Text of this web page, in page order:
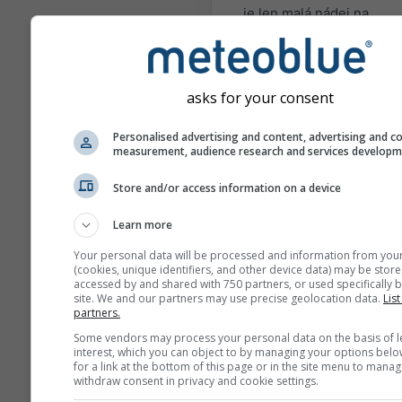
je len malá nádej na
predpoveď sezóny pre
obdobie. Existujú
situácie, kde môžu byť
sezónne predpovede
Najznámejšími príkladmi
situácie El Niño a La
Rôzne modely uvedené
Forecast (ECMWF),
Center of Environmental
Prediction (NCEP/NOAA),
(DWD), UK-MetOffice
MeteoFrance
Japan Meteorological
asks for your consent
Personalised advertising and content, advertising and
measurement, audience research and services
Store and/or access information on a device
Learn more
Your personal data will be processed and information from
(cookies, unique identifiers, and other device data) may be
accessed by and shared with 750 partners, or used specifically
site. We and our partners may use precise geolocation data.
partners.
Some vendors may process your personal data on the basis of
interest, which you can object to by managing your options
for a link at the bottom of this page or in the site menu to
withdraw consent in privacy and cookie settings.